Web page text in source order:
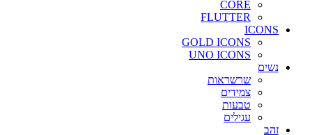
CORE
FLUTTER
ICONS
GOLD ICONS
UNO ICONS
נשים
שרשראות
צמידים
טבעות
עגילים
זהב